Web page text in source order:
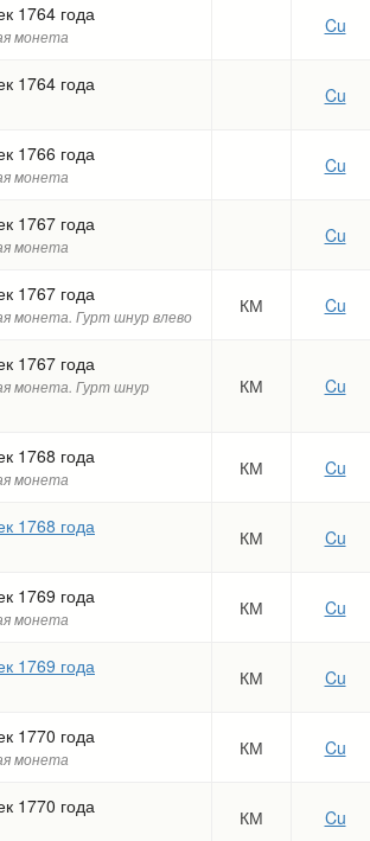
1764 года
монета Cu
1764 года Cu
1766 года
монета Cu
1767 года
монета Cu
1767 года
монета. Гурт шнур влево КМ Cu
1767 года
монета. Гурт шнур
КМ Cu
1768 года
монета КМ Cu
1768 года КМ Cu
1769 года
монета КМ Cu
1769 года КМ Cu
1770 года
монета КМ Cu
1770 года КМ Cu